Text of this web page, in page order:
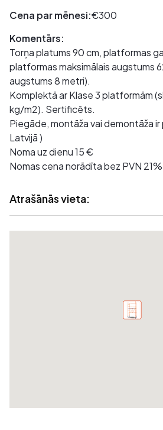
Cena par mēnesi:€300
Komentārs:
Torņa platums 90 cm, platformas
platformas maksimālais augstums
augstums 8 metri).
Komplektā ar Klase 3 platformām
kg/m2). Sertificēts.
Piegāde, montāža vai demontāža ir
Latvijā )
Noma uz dienu 15 €
Nomas cena norādīta bez PVN
Atrašānās vieta: